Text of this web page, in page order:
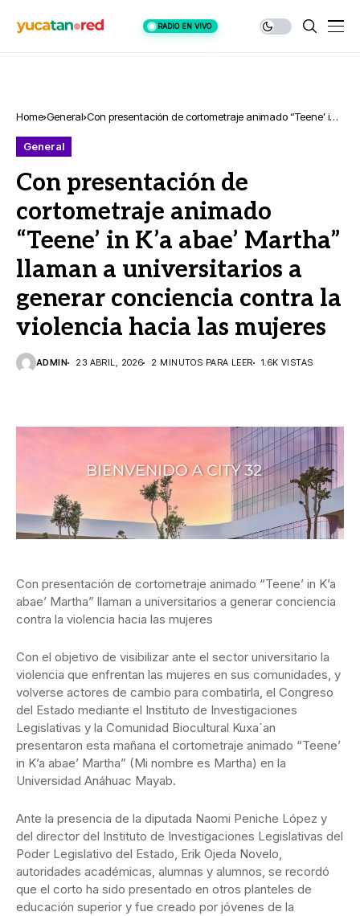
RADIO EN VIVO
Home General Con presentación de cortometraje animado “Teene’ in
General
Con presentación de
cortometraje animado
“Teene’ in K’a abae’ Martha”
llaman a universitarios a
generar conciencia contra la
violencia hacia las mujeres
ADMIN 23 ABRIL, 2026 2 MINUTOS PARA LEER 1.6K VISTAS
Con presentación de cortometraje animado “Teene’ in K’a
abae’ Martha” llaman a universitarios a generar conciencia
contra la violencia hacia las mujeres
Con el objetivo de visibilizar ante el sector universitario la
violencia que enfrentan las mujeres en sus comunidades, y
volverse actores de cambio para combatirla, el Congreso
del Estado mediante el Instituto de Investigaciones
Legislativas y la Comunidad Biocultural Kuxa´an
presentaron esta mañana el cortometraje animado “Teene’
in K’a abae’ Martha” (Mi nombre es Martha) en la
Universidad Anáhuac Mayab.
Ante la presencia de la diputada Naomi Peniche López y
del director del Instituto de Investigaciones Legislativas del
Poder Legislativo del Estado, Erik Ojeda Novelo,
autoridades académicas, alumnas y alumnos, se recordó
que el corto ha sido presentado en otros planteles de
educación superior y fue creado por jóvenes de la